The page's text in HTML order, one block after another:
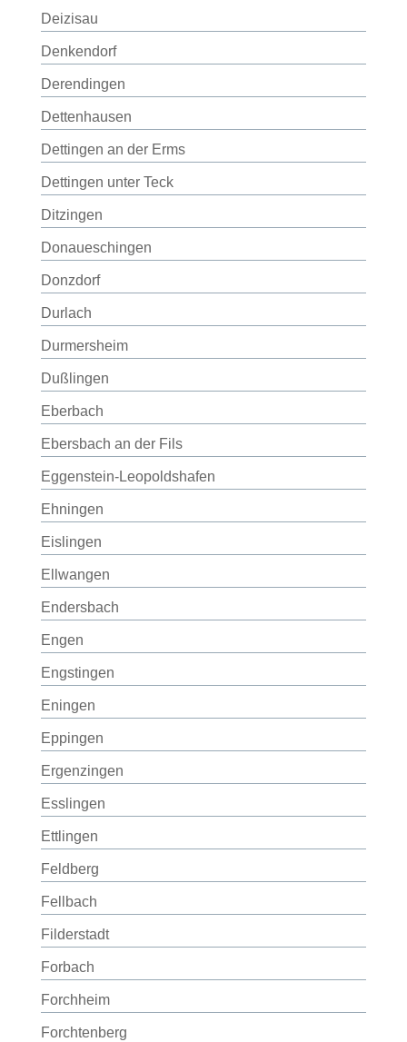
Deizisau
Denkendorf
Derendingen
Dettenhausen
Dettingen an der Erms
Dettingen unter Teck
Ditzingen
Donaueschingen
Donzdorf
Durlach
Durmersheim
Dußlingen
Eberbach
Ebersbach an der Fils
Eggenstein-Leopoldshafen
Ehningen
Eislingen
Ellwangen
Endersbach
Engen
Engstingen
Eningen
Eppingen
Ergenzingen
Esslingen
Ettlingen
Feldberg
Fellbach
Filderstadt
Forbach
Forchheim
Forchtenberg